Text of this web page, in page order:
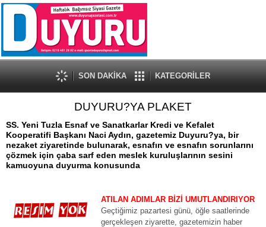
SON DAKİKA KATEGORİLER
DUYURU?YA PLAKET
SS. Yeni Tuzla Esnaf ve Sanatkarlar Kredi ve Kefalet
Kooperatifi Başkanı Naci Aydın, gazetemiz Duyuru?ya, bir
nezaket ziyaretinde bulunarak, esnafın ve esnafın sorunlarını
çözmek için çaba sarf eden meslek kuruluşlarının sesini
kamuoyuna duyurma konusunda
ATILAN ADIMLAR BİZİ UMUTLANDIRIYOR
Geçtiğimiz pazartesi günü, öğle saatlerinde
gerçekleşen ziyarette, gazetemizin haber